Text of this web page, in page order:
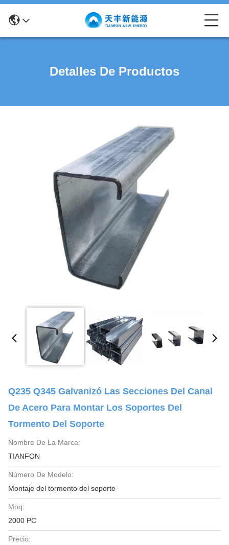
Detalles De Productos
Q235 Q345 Galvanizó Las Secciones Del Canal
De Acero Para Montar Los Soportes Del
Tormento Del Soporte
Nombre De La Marca:
TIANFON
Número De Modelo:
Montaje del tormento del soporte
Moq:
2000 PC
Precio: